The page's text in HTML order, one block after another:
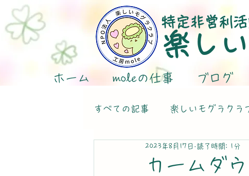
特定非営利
楽し
ホーム moleの仕事 ブログ
すべての記事 楽しいモグラクラ
カームダ
2023年8月17日 読了時間: 1分